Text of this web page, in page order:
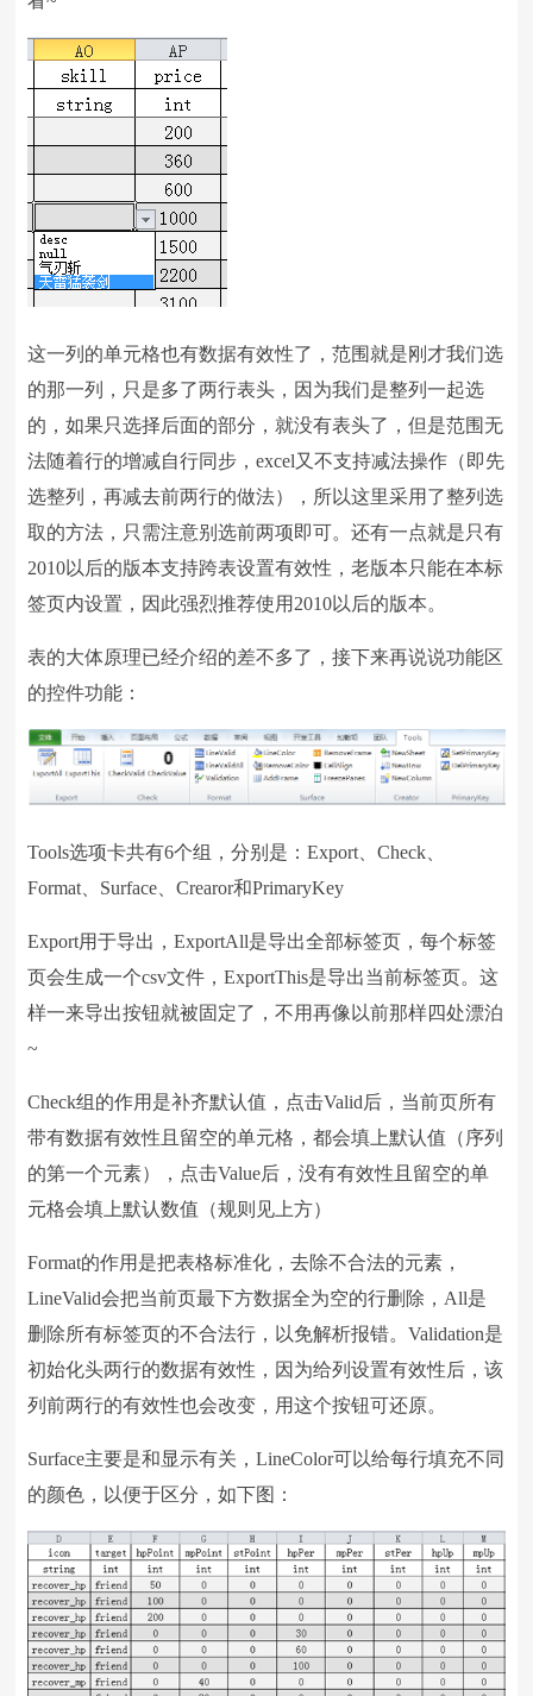
这一列的单元格也有数据有效性了，范围就是刚才我们选
的那一列，只是多了两行表头，因为我们是整列一起选
的，如果只选择后面的部分，就没有表头了，但是范围无
法随着行的增减自行同步，excel又不支持减法操作（即先
选整列，再减去前两行的做法），所以这里采用了整列选
取的方法，只需注意别选前两项即可。还有一点就是只有
2010以后的版本支持跨表设置有效性，老版本只能在本标
签页内设置，因此强烈推荐使用2010以后的版本。
表的大体原理已经介绍的差不多了，接下来再说说功能区
的控件功能：
Tools选项卡共有6个组，分别是：Export、Check、
Format、Surface、Crearor和PrimaryKey
Export用于导出，ExportAll是导出全部标签页，每个标签
页会生成一个csv文件，ExportThis是导出当前标签页。这
样一来导出按钮就被固定了，不用再像以前那样四处漂泊
~
Check组的作用是补齐默认值，点击Valid后，当前页所有
带有数据有效性且留空的单元格，都会填上默认值（序列
的第一个元素），点击Value后，没有有效性且留空的单
元格会填上默认数值（规则见上方）
Format的作用是把表格标准化，去除不合法的元素，
LineValid会把当前页最下方数据全为空的行删除，All是
删除所有标签页的不合法行，以免解析报错。Validation是
初始化头两行的数据有效性，因为给列设置有效性后，该
列前两行的有效性也会改变，用这个按钮可还原。
Surface主要是和显示有关，LineColor可以给每行填充不同
的颜色，以便于区分，如下图：